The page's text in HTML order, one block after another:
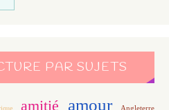
PAR SUJETS
amitié amour Angleterre